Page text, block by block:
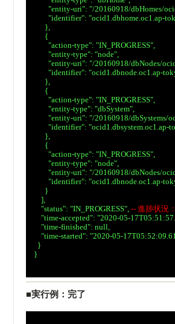
"entity-uri": "/20160918/dbHomes/
"identifier": "ocid1.dbhome.oc1.ap-
},
{
"action-type": "IN_PROGRESS",
"entity-type": "node",
"entity-uri": "/20160918/dbNodes/
"identifier": "ocid1.dbnode.oc1.ap-
},
{
"action-type": "IN_PROGRESS",
"entity-type": "dbSystem",
"entity-uri": "/20160918/dbSystems/
"identifier": "ocid1.dbsystem.oc1.ap-
},
{
"action-type": "IN_PROGRESS",
"entity-type": "node",
"entity-uri": "/20160918/dbNodes/
"identifier": "ocid1.dbnode.oc1.ap-
}
],
"status": "IN_PROGRESS", -- 進捗状況
"time-accepted": "2020-05-
"time-finished": null,
"time-started": "2020-05-
}
}
■実行例：完了